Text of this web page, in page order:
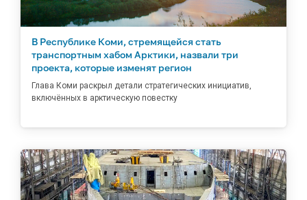
В Республике Коми, стремящейся стать
транспортным хабом Арктики, назвали три
проекта, которые изменят регион
Глава Коми раскрыл детали стратегических инициатив,
включённых в арктическую повестку